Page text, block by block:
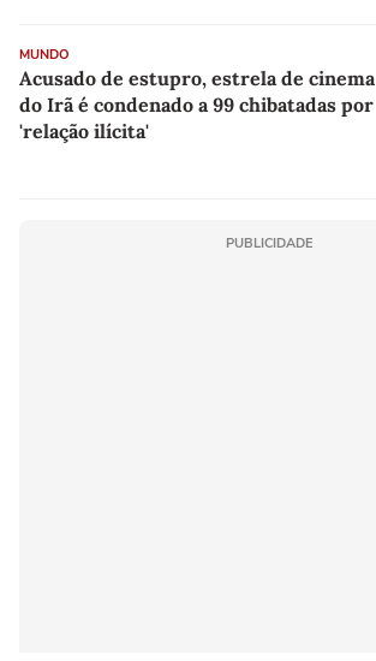
MUNDO
Acusado de estupro, estrela de cinema
do Irã é condenado a 99 chibatadas por
'relação ilícita'
PUBLICIDADE